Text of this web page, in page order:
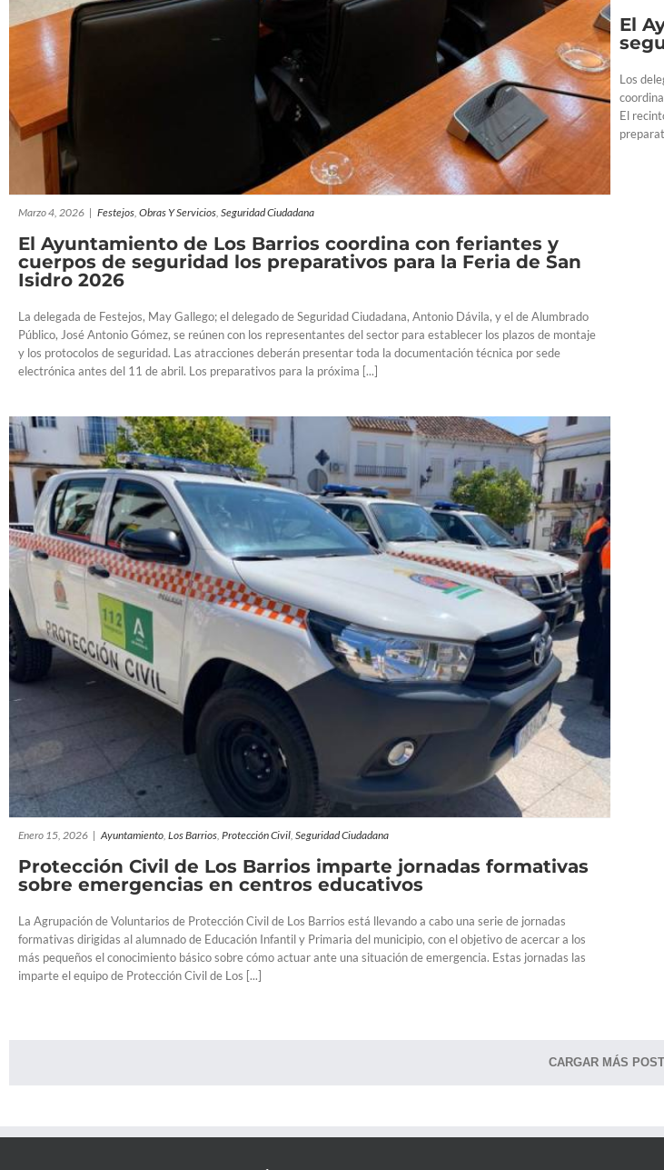
Marzo 4, 2026 | Festejos Obras Y Servicios Seguridad Ciudadana
El Ayuntamiento de Los Barrios coordina con feriantes y
cuerpos de seguridad los preparativos para la Feria de San
Isidro 2026
La delegada de Festejos, May Gallego; el delegado de Seguridad Ciudadana, Antonio Dávila, y el de Alumbrado
Público, José Antonio Gómez, se reúnen con los representantes del sector para establecer los plazos de montaje
y los protocolos de seguridad. Las atracciones deberán presentar toda la documentación técnica por sede
electrónica antes del 11 de abril. Los preparativos para la próxima [...]
El
Los
El
Enero 15, 2026 | Ayuntamiento, Los Barrios, Protección Civil, Seguridad Ciudadana
Protección Civil de Los Barrios imparte jornadas formativas
sobre emergencias en centros educativos
La Agrupación de Voluntarios de Protección Civil de Los Barrios está llevando a cabo una serie de jornadas
formativas dirigidas al alumnado de Educación Infantil y Primaria del municipio, con el objetivo de acercar a los
más pequeños el conocimiento básico sobre cómo actuar ante una situación de emergencia. Estas jornadas las
imparte el equipo de Protección Civil de Los [...]
CARGAR MÁS